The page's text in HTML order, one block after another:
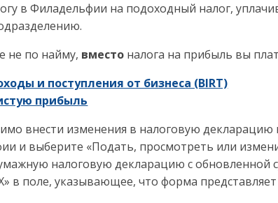
в Филадельфии на подоходный налог,
не по найму, вместо налога на прибыль вы
и поступления от бизнеса (BIRT)
прибыль
внести изменения в налоговую
и выберите «Подать, просмотреть или
налоговую декларацию с обновленной
в поле, указывающее, что форма